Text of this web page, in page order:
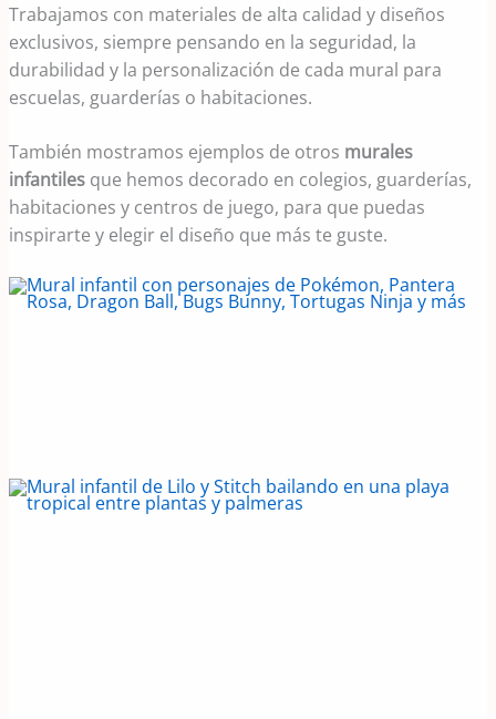
Trabajamos con materiales de alta calidad y diseños
exclusivos, siempre pensando en la seguridad, la
durabilidad y la personalización de cada mural para
escuelas, guarderías o habitaciones.
También mostramos ejemplos de otros murales
infantiles que hemos decorado en colegios, guarderías,
habitaciones y centros de juego, para que puedas
inspirarte y elegir el diseño que más te guste.